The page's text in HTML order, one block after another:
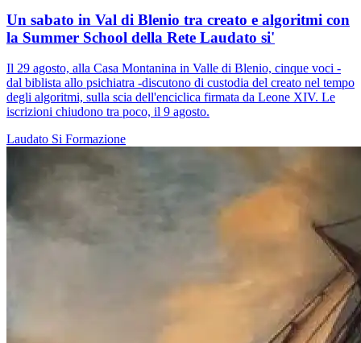
Un sabato in Val di Blenio tra creato e algoritmi con
la Summer School della Rete Laudato si'
Il 29 agosto, alla Casa Montanina in Valle di Blenio, cinque voci -
dal biblista allo psichiatra -discutono di custodia del creato nel tempo
degli algoritmi, sulla scia dell'enciclica firmata da Leone XIV. Le
iscrizioni chiudono tra poco, il 9 agosto.
Laudato Si Formazione